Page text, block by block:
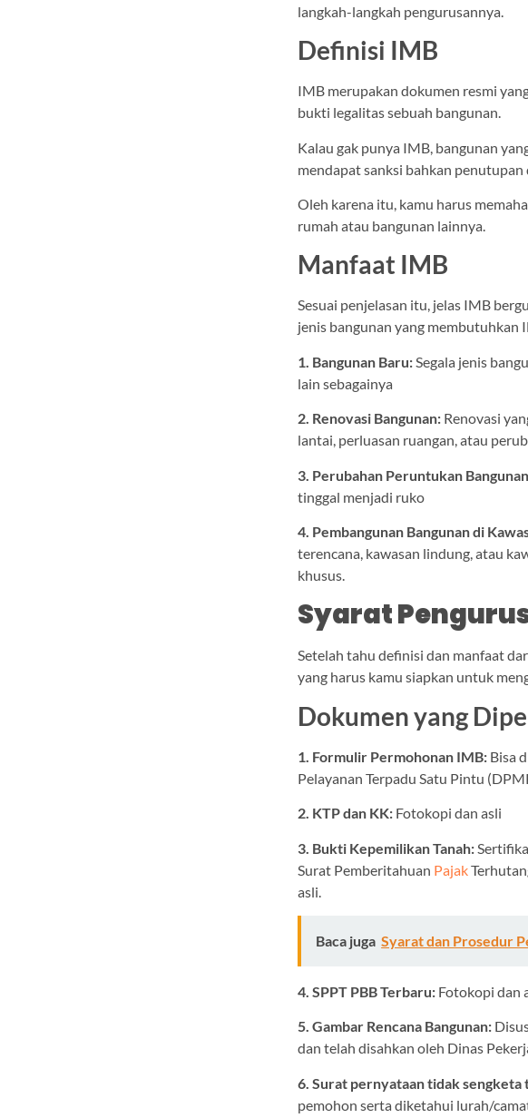
langkah-langkah pengurusannya.
Definisi IMB
IMB merupakan dokumen resmi
bukti legalitas sebuah bangunan.
Kalau gak punya IMB, bangunan
mendapat sanksi bahkan penutupan
Oleh karena itu, kamu harus
rumah atau bangunan lainnya.
Manfaat IMB
Sesuai penjelasan itu, jelas IMB
jenis bangunan yang membutuhkan
1. Bangunan Baru:Segala jenis
lain sebagainya
2. Renovasi Bangunan: Renovasi
lantai, perluasan ruangan, atau
3. Perubahan Peruntukan
tinggal menjadi ruko
4. Pembangunan Bangunan di
terencana, kawasan lindung, atau
khusus.
Syarat
Setelah tahu definisi dan manfaat
yang harus kamu siapkan untuk
Dokumen yang
1. Formulir Permohonan IMB: Bisa
Pelayanan Terpadu Satu Pintu
2. KTP dan KK: Fotokopi dan asli
3. Bukti Kepemilikan Tanah:
Surat Pemberitahuan Pajak
asli.
Baca juga Syarat dan Prosedur
4. SPPT PBB Terbaru: Fotokopi dan
5. Gambar Rencana Bangunan:
dan telah disahkan oleh Dinas
6. Surat pernyataan tidak sengketa
pemohon serta diketahui lurah/